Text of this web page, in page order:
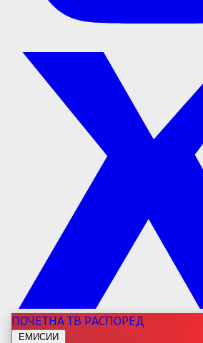
ПОЧЕТНАТВ РАСПОРЕД
ЕМИСИИ